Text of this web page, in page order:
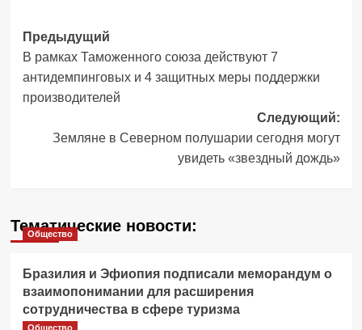
Навигация
записи
Предыдущий
В рамках Таможенного союза действуют 7
антидемпинговых и 4 защитных меры поддержки
производителей
Следующий:
Земляне в Северном полушарии сегодня могут
увидеть «звездный дождь»
Тематические новости:
Общество
Бразилия и Эфиопия подписали меморандум о
взаимопонимании для расширения
сотрудничества в сфере туризма
Общество